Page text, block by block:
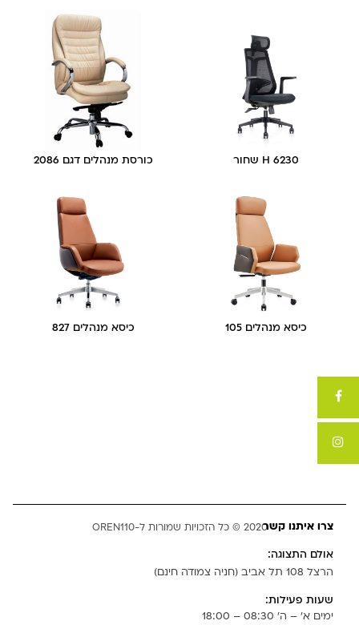
6230 H שחור כורסת מנהלים דגם 2086
כיסא מנהלים 105 כיסא מנהלים 827
צרו איתנו קשר
אולם התצוגה:
הרצל 108 תל אביב (חניה צמודה חינם)
שעות פעילות:
ימים א' – ה' 08:30 – 18:00
2020 © כל הזכויות שמורות ל-OREN110